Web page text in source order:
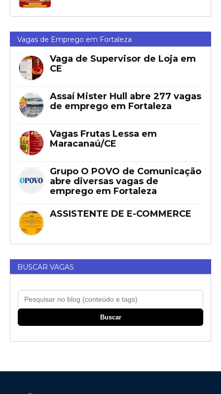
Vagas de Emprego em Fortaleza
Vaga de Supervisor de Loja em
CE
Assaí Mister Hull abre 277 vagas
de emprego em Fortaleza
Vagas Frutas Lessa em
Maracanaú/CE
Grupo O POVO de Comunicação
abre diversas vagas de
emprego em Fortaleza
ASSISTENTE DE E-COMMERCE
BUSCAR VAGAS
Buscar